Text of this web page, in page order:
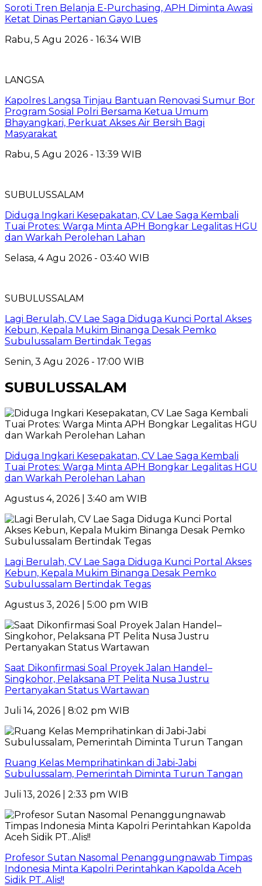
Soroti Tren Belanja E-Purchasing, APH Diminta Awasi
Ketat Dinas Pertanian Gayo Lues
Rabu, 5 Agu 2026 - 16:34 WIB
LANGSA
Kapolres Langsa Tinjau Bantuan Renovasi Sumur Bor
Program Sosial Polri Bersama Ketua Umum
Bhayangkari, Perkuat Akses Air Bersih Bagi
Masyarakat
Rabu, 5 Agu 2026 - 13:39 WIB
SUBULUSSALAM
Diduga Ingkari Kesepakatan, CV Lae Saga Kembali
Tuai Protes: Warga Minta APH Bongkar Legalitas HGU
dan Warkah Perolehan Lahan
Selasa, 4 Agu 2026 - 03:40 WIB
SUBULUSSALAM
Lagi Berulah, CV Lae Saga Diduga Kunci Portal Akses
Kebun, Kepala Mukim Binanga Desak Pemko
Subulussalam Bertindak Tegas
Senin, 3 Agu 2026 - 17:00 WIB
SUBULUSSALAM
Diduga Ingkari Kesepakatan, CV Lae Saga Kembali
Tuai Protes: Warga Minta APH Bongkar Legalitas HGU
dan Warkah Perolehan Lahan
Agustus 4, 2026 | 3:40 am WIB
Lagi Berulah, CV Lae Saga Diduga Kunci Portal Akses
Kebun, Kepala Mukim Binanga Desak Pemko
Subulussalam Bertindak Tegas
Agustus 3, 2026 | 5:00 pm WIB
Saat Dikonfirmasi Soal Proyek Jalan Handel–
Singkohor, Pelaksana PT Pelita Nusa Justru
Pertanyakan Status Wartawan
Juli 14, 2026 | 8:02 pm WIB
Ruang Kelas Memprihatinkan di Jabi-Jabi
Subulussalam, Pemerintah Diminta Turun Tangan
Juli 13, 2026 | 2:33 pm WIB
Profesor Sutan Nasomal Penanggungnawab Timpas
Indonesia Minta Kapolri Perintahkan Kapolda Aceh
Sidik PT..Alis!!